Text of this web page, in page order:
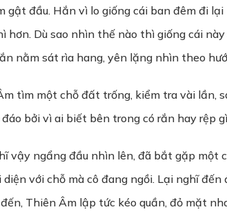
gật đầu. Hắn vì lo giống cái ban đêm đi
hơn. Dù sao nhìn thế nào thì giống cái
nằm sát rìa hang, yên lặng nhìn theo
tìm một chỗ đất trống, kiểm tra vài lần,
bởi vì ai biết bên trong có rắn hay rệp
vậy ngẩng đầu nhìn lên, đã bắt gặp một
với chỗ mà cô đang ngồi. Lại nghĩ
Thiên Âm lập tức kéo quần, đỏ mặt